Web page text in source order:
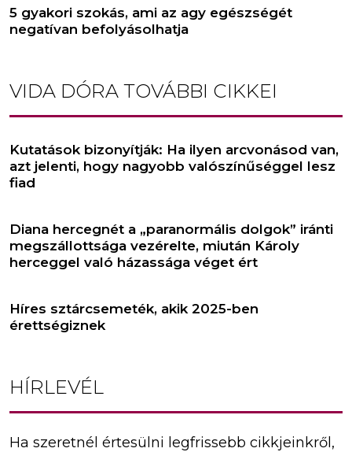
5 gyakori szokás, ami az agy egészségét
negatívan befolyásolhatja
VIDA DÓRA TOVÁBBI CIKKEI
Kutatások bizonyítják: Ha ilyen arcvonásod van,
azt jelenti, hogy nagyobb valószínűséggel lesz
fiad
Diana hercegnét a „paranormális dolgok” iránti
megszállottsága vezérelte, miután Károly
herceggel való házassága véget ért
Híres sztárcsemeték, akik 2025-ben
érettségiznek
HÍRLEVÉL
Ha szeretnél értesülni legfrissebb cikkjeinkről,